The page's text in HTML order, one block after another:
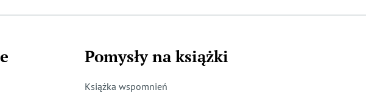
Pomysły na książki
Książka wspomnień